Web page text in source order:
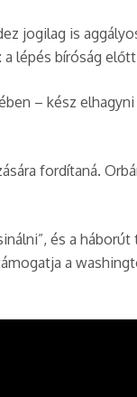
jogilag is
lépés bíróság
– kész
fordítaná.
és a
a